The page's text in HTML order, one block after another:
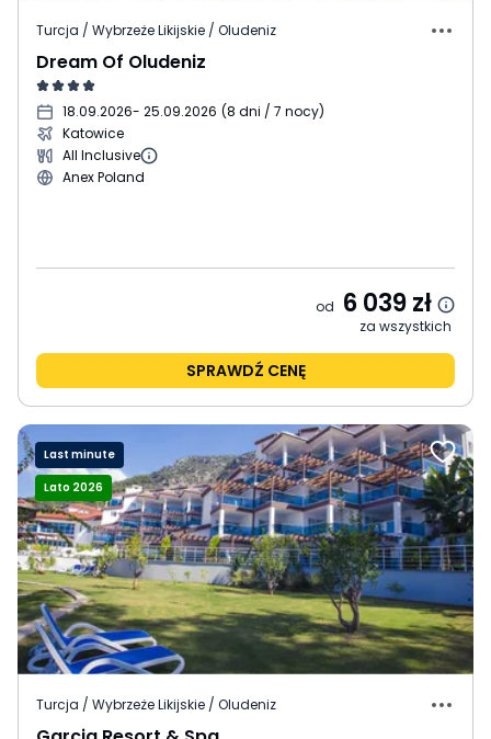
Turcja / Wybrzeże Likijskie / Oludeniz
Dream Of Oludeniz
18.09.2026- 25.09.2026 (8 dni / 7 nocy)
Katowice
All Inclusive
Anex Poland
od 6 039zł
za wszystkich
SPRAWDŹ CENĘ
Last minute
Lato 2026
Turcja / Wybrzeże Likijskie / Oludeniz